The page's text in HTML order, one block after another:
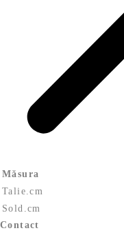
Măsura
Talie.cm
Sold.cm
Contact